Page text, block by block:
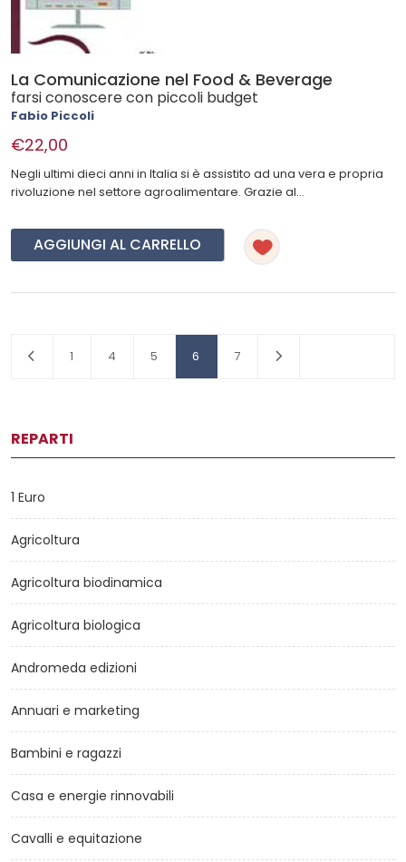
REPARTI
1 Euro
Agricoltura
Agricoltura biodinamica
Agricoltura biologica
Andromeda edizioni
Annuari e marketing
Bambini e ragazzi
Casa e energie rinnovabili
Cavalli e equitazione
La Comunicazione nel Food & Beverage
farsi conoscere con piccoli budget
Fabio Piccoli
€22,00
Negli ultimi dieci anni in Italia si è assistito ad una vera e propria
rivoluzione nel settore agroalimentare. Grazie al...
AGGIUNGI AL CARRELLO
1 4 5 6 7